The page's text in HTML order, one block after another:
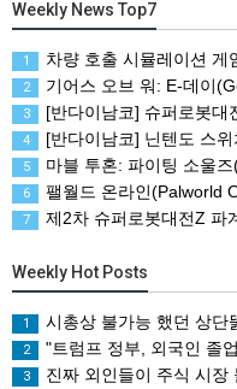
Weekly News Top7
1 차량 호출 시뮬레이션 게
2 기어스 오브 워: E-데이(Gears
3 [반다이남코] 슈퍼로봇대전 Y 한국
4 [반다이남코] 닌텐도 스위치2 버전,
5 마블 투혼: 파이팅 소울즈
6 팰월드 온라인(Palworld Online) 발
7 제2차 슈퍼로봇대전Z 파계편(2nd Super
Weekly Hot Posts
1 시총상 불가능 했던 상단
2 "트럼프 정부, 외국인 졸업
3 진짜 외인들이 주식 시장